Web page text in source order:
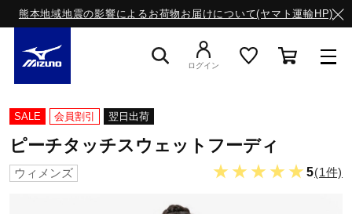
熊本地域地震の影響によるお荷物お届けについて(ヤマト運輸HP)
スニーカー
ライフスタイルウエア
ログイン
SALE 会員割引 翌日出荷
ピーチタッチスウェットフーディ
ウィメンズ ★★★★★5(1件)